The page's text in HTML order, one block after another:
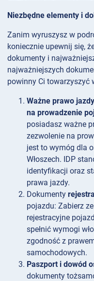
Niezbędne elementy i
Zanim wyruszysz w
koniecznie upewnij się,
dokumenty i
najważniejszych
powinny Ci towarzyszyć
Ważne prawo
na prowadzenie
posiadasz ważne
zezwolenie na
jest to wymóg dla
Włoszech. IDP
identyfikacji oraz
prawa jazdy.
Dokumenty
pojazdu: Zabierz
rejestracyjne
spełnić wymogi
zgodność z
samochodowych.
Paszport i dowód
dokumenty